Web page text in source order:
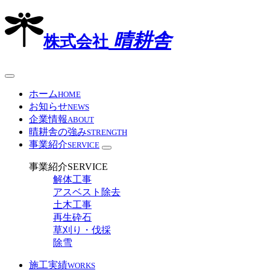
株式会社 晴耕舎
ホームHOME
お知らせNEWS
企業情報 ABOUT
晴耕舎の強みSTRENGTH
事業紹介SERVICE
事業紹介SERVICE
解体工事
アスベスト除去
土木工事
再生砕石
草刈り・伐採
除雪
施工実績WORKS